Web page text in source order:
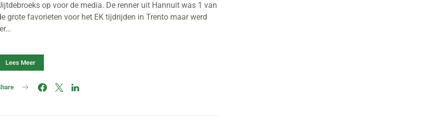
op voor de media. De renner uit Hannuit was 1 van
grote favorieten voor het EK tijdrijden in Trento maar werd
Lees Meer